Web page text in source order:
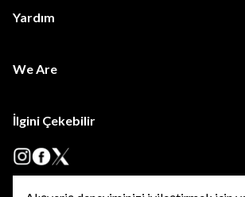
Yardım
We Are
İlgini Çekebilir